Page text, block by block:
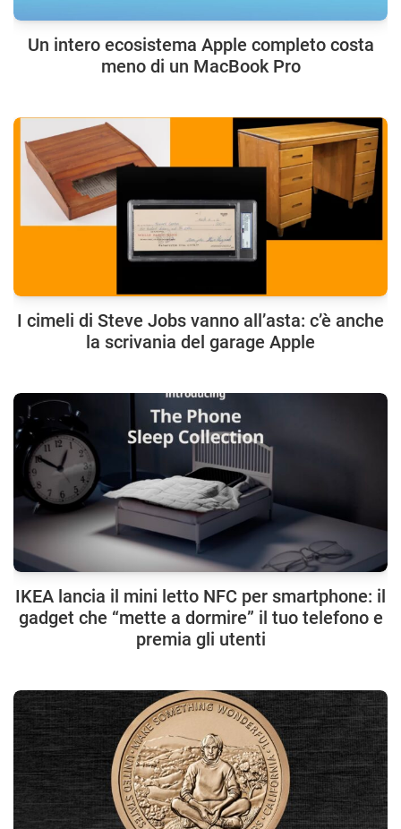
Un intero ecosistema Apple completo costa
meno di un MacBook Pro
I cimeli di Steve Jobs vanno all’asta: c’è anche
la scrivania del garage Apple
IKEA lancia il mini letto NFC per smartphone: il
gadget che “mette a dormire” il tuo telefono e
premia gli utenti